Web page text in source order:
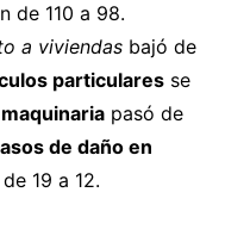
de 110 a 98.
a viviendasbajó de
particularesse
pasó de
de daño en
19 a 12.